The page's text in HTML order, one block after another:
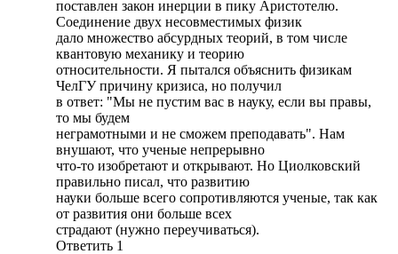
поставлен закон инерции в пику Аристотелю.
Соединение двух несовместимых физик
дало множество абсурдных теорий, в том числе
квантовую механику и теорию
относительности. Я пытался объяснить физикам
ЧелГУ причину кризиса, но получил
в ответ: "Мы не пустим вас в науку, если вы правы,
то мы будем
неграмотными и не сможем преподавать". Нам
внушают, что ученые непрерывно
что-то изобретают и открывают. Но Циолковский
правильно писал, что развитию
науки больше всего сопротивляются ученые, так как
от развития они больше всех
страдают (нужно переучиваться).
Ответить 1